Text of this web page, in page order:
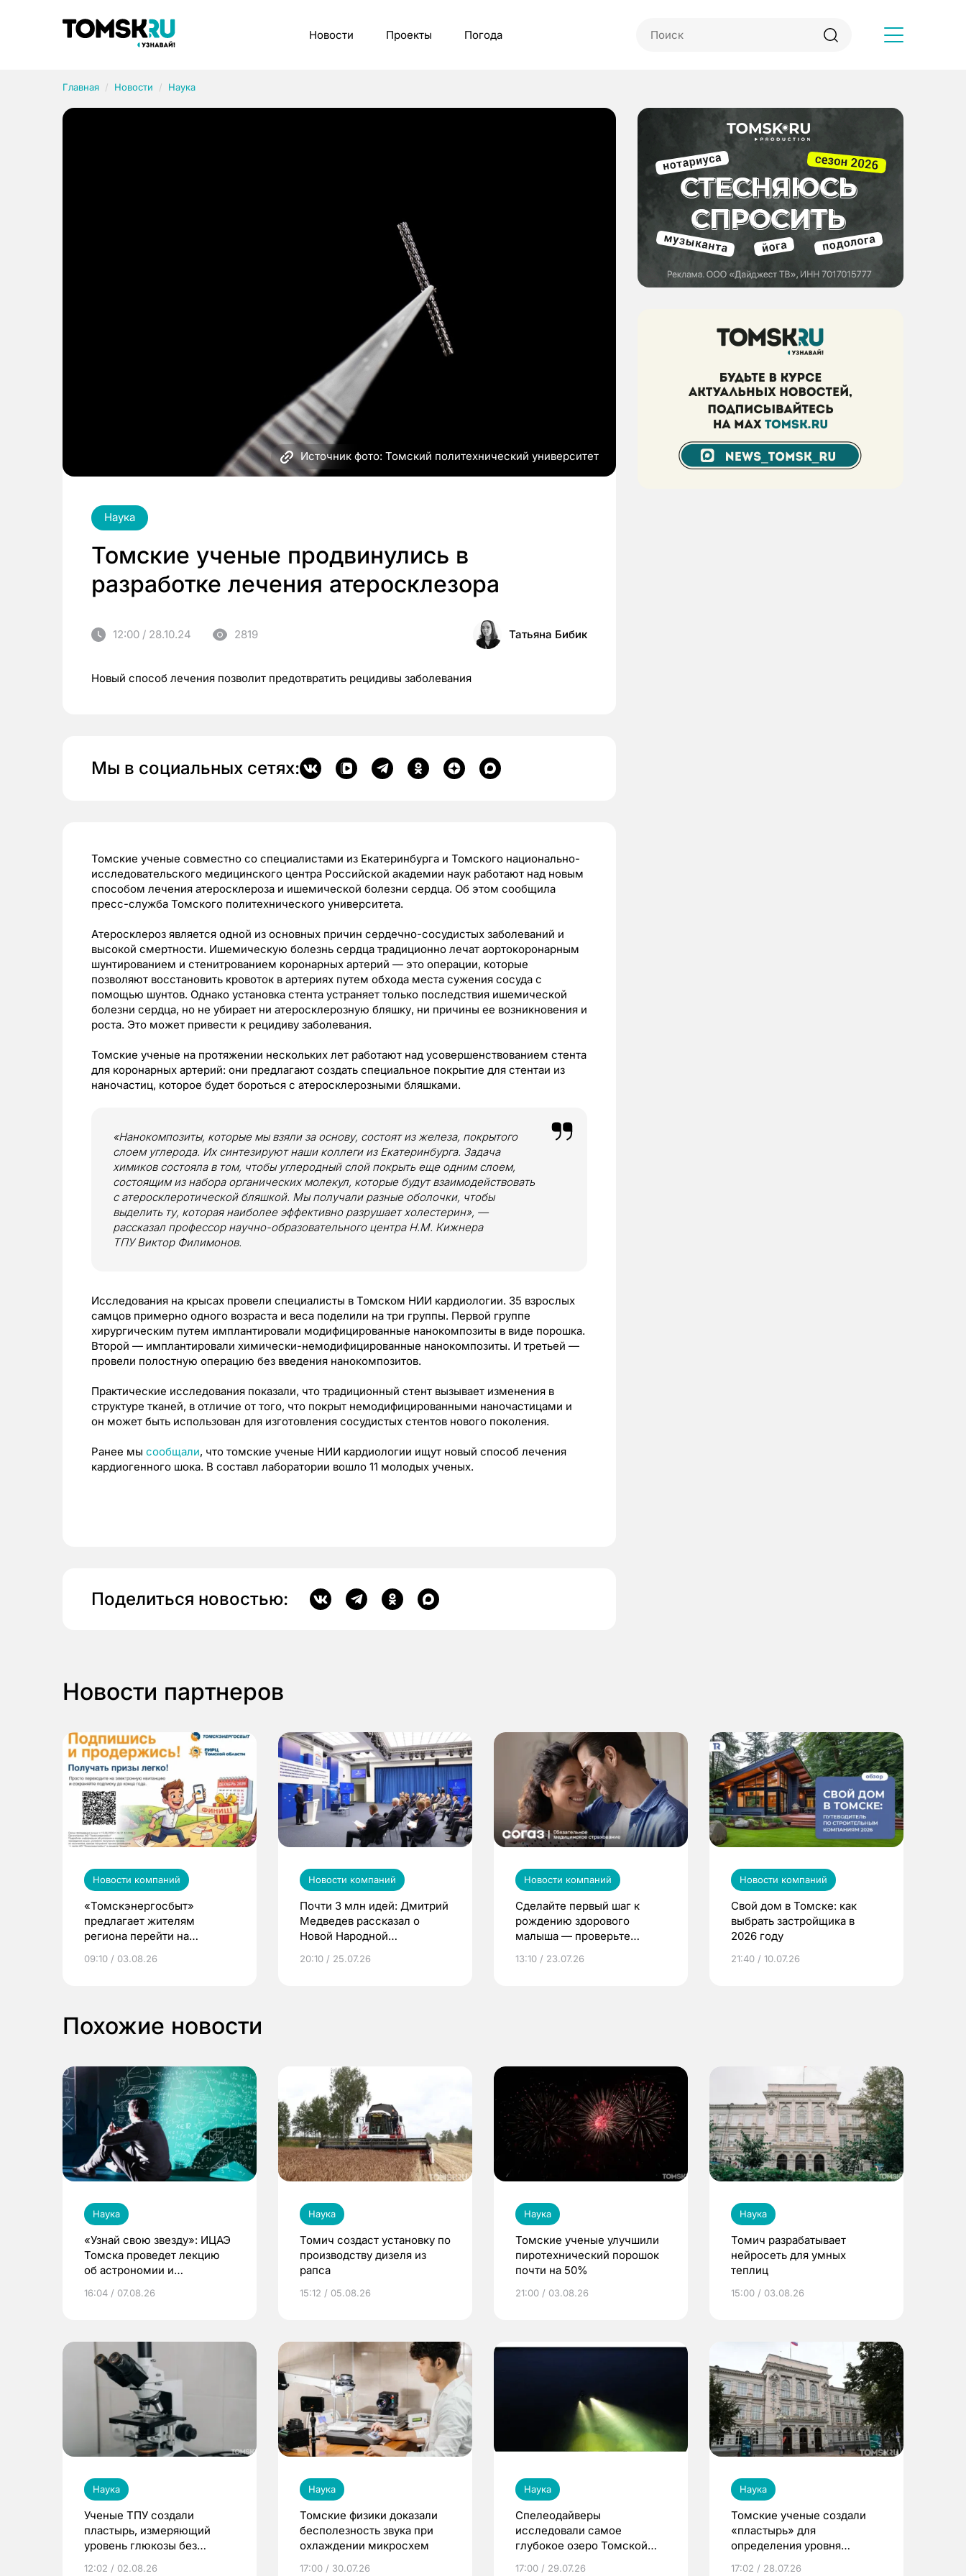
Новости Проекты Погода
Главная Новости Наука
Источник фото: Томский политехнический университет
Наука
Томские ученые продвинулись в
разработке лечения атеросклезора
12:00 / 28.10.24 2819 Татьяна Бибик
Новый способ лечения позволит предотвратить рецидивы заболевания
Мы в социальных сетях:
Томские ученые совместно со специалистами из Екатеринбурга и Томского национально-
исследовательского медицинского центра Российской академии наук работают над новым
способом лечения атеросклероза и ишемической болезни сердца. Об этом сообщила
пресс-служба Томского политехнического университета.
Атеросклероз является одной из основных причин сердечно-сосудистых заболеваний и
высокой смертности. Ишемическую болезнь сердца традиционно лечат аортокоронарным
шунтированием и стенитрованием коронарных артерий — это операции, которые
позволяют восстановить кровоток в артериях путем обхода места сужения сосуда с
помощью шунтов. Однако установка стента устраняет только последствия ишемической
болезни сердца, но не убирает ни атеросклерозную бляшку, ни причины ее возникновения и
роста. Это может привести к рецидиву заболевания.
Томские ученые на протяжении нескольких лет работают над усовершенствованием стента
для коронарных артерий: они предлагают создать специальное покрытие для стентаи из
наночастиц, которое будет бороться с атеросклерозными бляшками.
«Нанокомпозиты, которые мы взяли за основу, состоят из железа, покрытого
слоем углерода. Их синтезируют наши коллеги из Екатеринбурга. Задача
химиков состояла в том, чтобы углеродный слой покрыть еще одним слоем,
состоящим из набора органических молекул, которые будут взаимодействовать
с атеросклеротической бляшкой. Мы получали разные оболочки, чтобы
выделить ту, которая наиболее эффективно разрушает холестерин», —
рассказал профессор научно-образовательного центра Н.М. Кижнера
ТПУ Виктор Филимонов.
Исследования на крысах провели специалисты в Томском НИИ кардиологии. 35 взрослых
самцов примерно одного возраста и веса поделили на три группы. Первой группе
хирургическим путем имплантировали модифицированные нанокомпозиты в виде порошка.
Второй — имплантировали химически-немодифицированные нанокомпозиты. И третьей —
провели полостную операцию без введения нанокомпозитов.
Практические исследования показали, что традиционный стент вызывает изменения в
структуре тканей, в отличие от того, что покрыт немодифицированными наночастицами и
он может быть использован для изготовления сосудистых стентов нового поколения.
Ранее мы сообщали, что томские ученые НИИ кардиологии ищут новый способ лечения
кардиогенного шока. В составл лаборатории вошло 11 молодых ученых.
Поделиться новостью:
Новости партнеров
Новости компаний
«Томскэнергосбыт»
предлагает жителям
региона перейти на
выиграть призы
09:10 / 03.08.26
Новости компаний
Почти 3 млн идей: Дмитрий
Медведев рассказал о
Новой Народной
20:10 / 25.07.26
Новости компаний
Сделайте первый шаг к
рождению здорового
малыша — проверьте
по ОМС!
13:10 / 23.07.26
Новости компаний
Свой дом в Томске: как
выбрать застройщика в
2026 году
21:40 / 10.07.26
Похожие новости
Наука
«Узнай свою звезду»: ИЦАЭ
Томска проведет лекцию
об астрономии и
16:04 / 07.08.26
Наука
Томич создаст установку по
производству дизеля из
рапса
15:12 / 05.08.26
Наука
Томские ученые улучшили
пиротехнический порошок
почти на 50%
21:00 / 03.08.26
Наука
Томич разрабатывает
нейросеть для умных
теплиц
15:00 / 03.08.26
Наука
Ученые ТПУ создали
пластырь, измеряющий
уровень глюкозы без
12:02 / 02.08.26
Наука
Томские физики доказали
бесполезность звука при
охлаждении микросхем
17:00 / 30.07.26
Наука
Спелеодайверы
исследовали самое
глубокое озеро Томской
17:00 / 29.07.26
Наука
Томские ученые создали
«пластырь» для
определения уровня
17:02 / 28.07.26
Рубрики